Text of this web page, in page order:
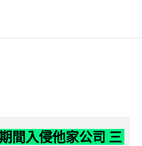
間入侵他家公司 三